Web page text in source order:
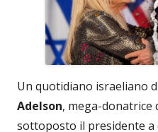
Un quotidiano israeliano
Adelson, mega-donatrice
sottoposto il presidente a